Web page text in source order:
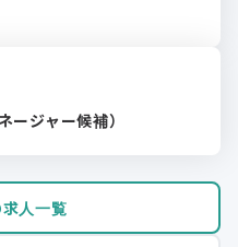
ージャー候補）
求人一覧